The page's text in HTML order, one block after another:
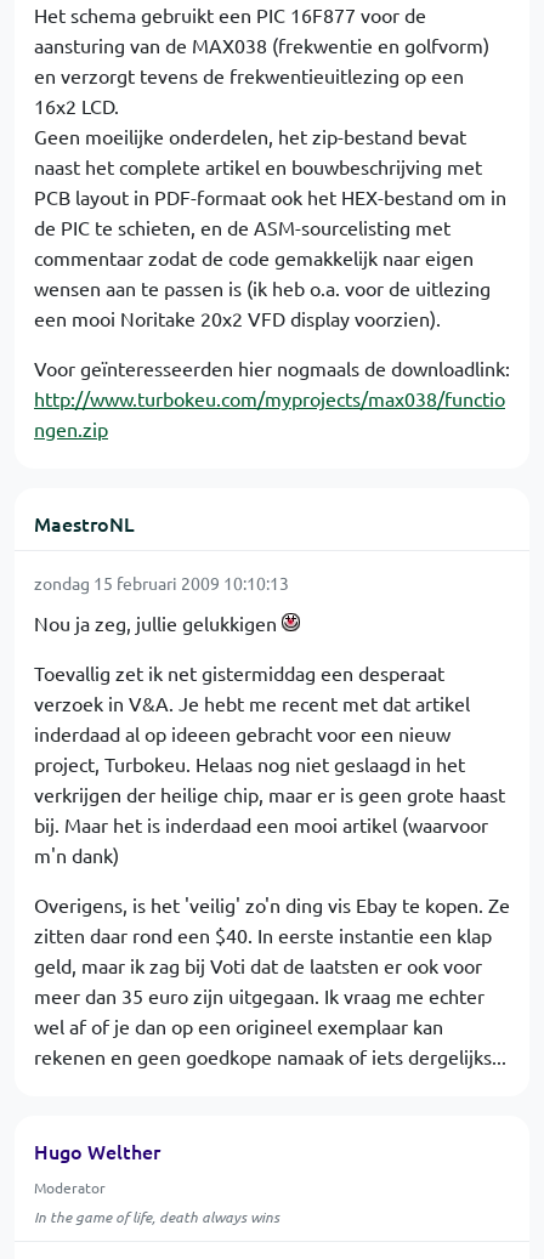
Het schema gebruikt een PIC 16F877 voor de
aansturing van de MAX038 (frekwentie en golfvorm)
en verzorgt tevens de frekwentieuitlezing op een
16x2 LCD.
Geen moeilijke onderdelen, het zip-bestand bevat
naast het complete artikel en bouwbeschrijving met
PCB layout in PDF-formaat ook het HEX-bestand om in
de PIC te schieten, en de ASM-sourcelisting met
commentaar zodat de code gemakkelijk naar eigen
wensen aan te passen is (ik heb o.a. voor de uitlezing
een mooi Noritake 20x2 VFD display voorzien).
Voor geïnteresseerden hier nogmaals de downloadlink:
http://www.turbokeu.com/myprojects/max038/functio
ngen.zip
MaestroNL
zondag 15 februari 2009 10:10:13
Nou ja zeg, jullie gelukkigen
Toevallig zet ik net gistermiddag een desperaat
verzoek in V&A. Je hebt me recent met dat artikel
inderdaad al op ideeen gebracht voor een nieuw
project, Turbokeu. Helaas nog niet geslaagd in het
verkrijgen der heilige chip, maar er is geen grote haast
bij. Maar het is inderdaad een mooi artikel (waarvoor
m'n dank)
Overigens, is het 'veilig' zo'n ding vis Ebay te kopen. Ze
zitten daar rond een $40. In eerste instantie een klap
geld, maar ik zag bij Voti dat de laatsten er ook voor
meer dan 35 euro zijn uitgegaan. Ik vraag me echter
wel af of je dan op een origineel exemplaar kan
rekenen en geen goedkope namaak of iets dergelijks...
Hugo Welther
Moderator
In the game of life, death always wins